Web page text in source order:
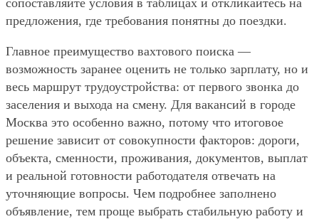
предложения, где требования понятны до поездки.
Главное преимущество вахтового поиска —
возможность заранее оценить не только зарплату, но и
весь маршрут трудоустройства: от первого звонка до
заселения и выхода на смену. Для вакансий в городе
Москва это особенно важно, потому что итоговое
решение зависит от совокупности факторов: дороги,
объекта, сменности, проживания, документов, выплат
и реальной готовности работодателя отвечать на
уточняющие вопросы. Чем подробнее заполнено
объявление, тем проще выбрать стабильную работу и